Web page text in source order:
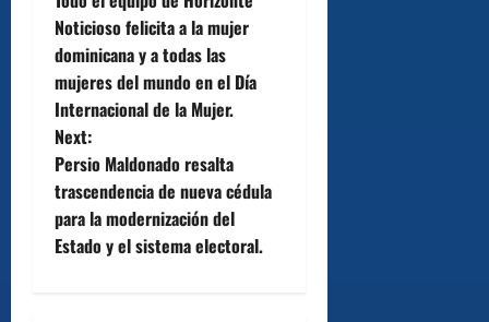
o
s
t
n
a
v
Noticioso felicita a la mujer
dominicana y a todas las
mujeres del mundo en el Día
Internacional de la Mujer.
Next:
Persio Maldonado resalta
trascendencia de nueva cédula
para la modernización del
Estado y el sistema electoral.